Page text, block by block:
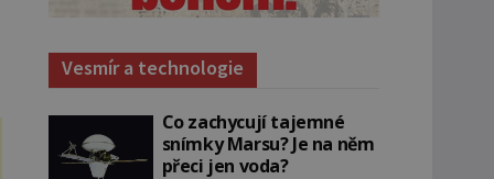
Vesmír a technologie
Co zachycují tajemné
snímky Marsu? Je na něm
přeci jen voda?